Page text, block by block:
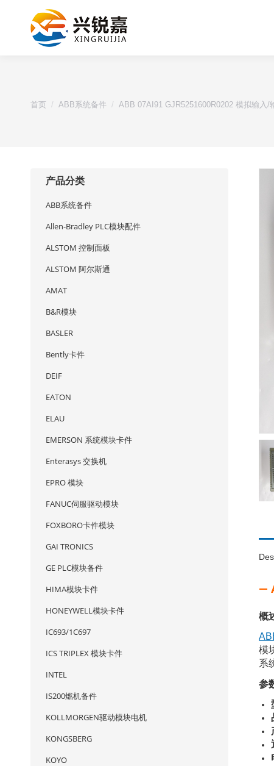
首页 ABB系统备件 ABB 07AI91 GJR5251600R0202 模拟输入/
—
概
模
系
参
产品分类
ABB系统备件
Allen-Bradley PLC模块配件
ALSTOM 控制面板
ALSTOM 阿尔斯通
AMAT
B&R模块
BASLER
Bently卡件
DEIF
EATON
ELAU
EMERSON 系统模块卡件
Enterasys 交换机
EPRO 模块
FANUC伺服驱动模块
FOXBORO卡件模块
GAI TRONICS
GE PLC模块备件
HIMA模块卡件
HONEYWELL模块卡件
IC693/1C697
ICS TRIPLEX 模块卡件
INTEL
IS200燃机备件
KOLLMORGEN驱动模块电机
KONGSBERG
KOYO